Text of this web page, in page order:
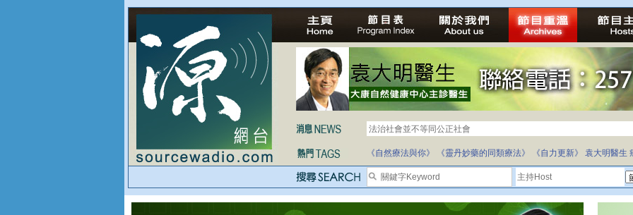
法治社會並不等同公正社會
自家教育合法化-推動多元化教育，全民學卷制
《自然療法與你》
《靈丹妙藥的同類療法》 《自力更新》 袁大明醫生